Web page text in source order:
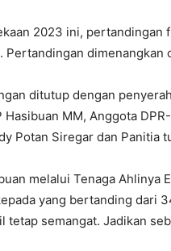
2023 ini, pertandingan
Pertandingan dimenangkan
ditutup dengan
Hasibuan MM, Anggota
Potan Siregar dan Panitia
melalui Tenaga Ahlinya
yang bertanding dari
tetap semangat. Jadikan